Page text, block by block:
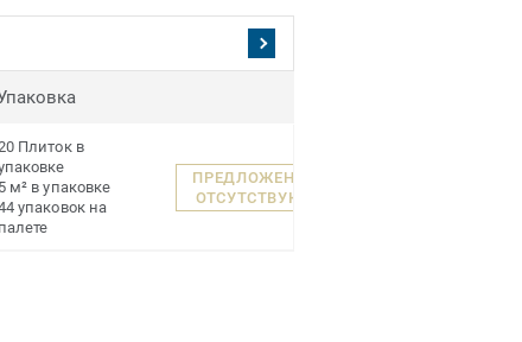
Плиток в
5 м² в упаковке
упаковок на
палете
ПРЕДЛОЖЕНИЯ
ОТСУТСТВУЮТ